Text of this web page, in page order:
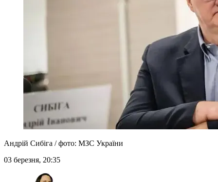
Андрій Сибіга / фото: МЗС України
03 березня, 20:35